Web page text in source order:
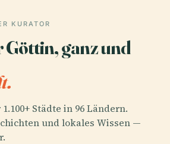
KURATOR
Göttin, ganz und
Städte in 96 Ländern.
und lokales Wissen —